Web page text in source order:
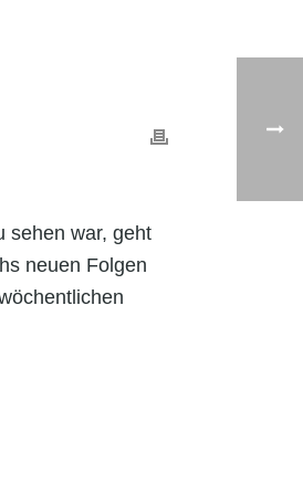
sehen war, geht
neuen Folgen